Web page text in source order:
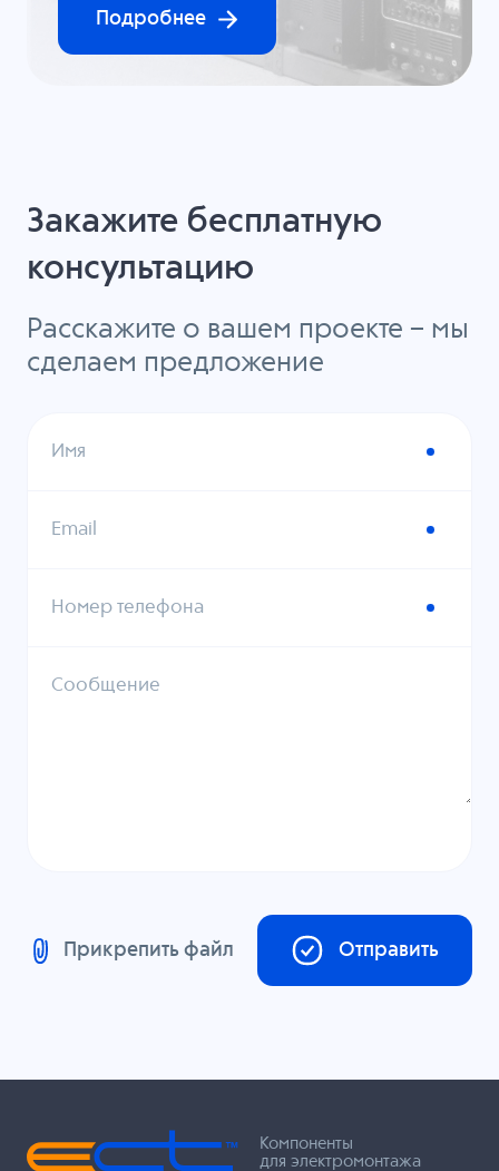
Подробнее
Закажите бесплатную
консультацию
Расскажите о вашем проекте – мы
сделаем предложение
Имя
Email
Номер телефона
Сообщение
Прикрепить файл Отправить
Компоненты
для электромонтажа